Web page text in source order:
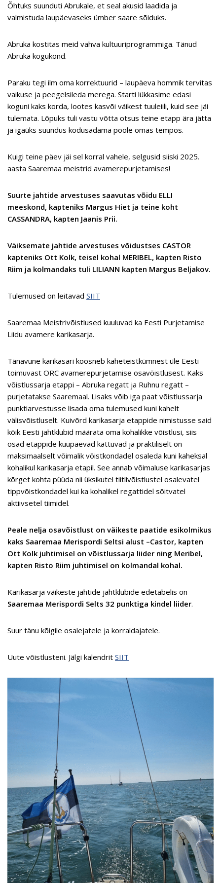
Õhtuks suunduti Abrukale, et seal akusid laadida ja
valmistuda laupäevaseks ümber saare sõiduks.
Abruka kostitas meid vahva kultuuriprogrammiga. Tänud
Abruka kogukond.
Paraku tegi ilm oma korrektuurid – laupäeva hommik tervitas
vaikuse ja peegelsileda merega. Starti lükkasime edasi
koguni kaks korda, lootes kasvõi väikest tuuleiili, kuid see jäi
tulemata. Lõpuks tuli vastu võtta otsus teine etapp ära jätta
ja igaüks suundus kodusadama poole omas tempos.
Kuigi teine päev jäi sel korral vahele, selgusid siiski 2025.
aasta Saaremaa meistrid avamerepurjetamises!
Suurte jahtide arvestuses saavutas võidu ELLI
meeskond, kapteniks Margus Hiet ja teine koht
CASSANDRA, kapten Jaanis Prii.
Väiksemate jahtide arvestuses võidustses CASTOR
kapteniks Ott Kolk, teisel kohal MERIBEL, kapten Risto
Riim ja kolmandaks tuli LILIANN kapten Margus Beljakov.
Tulemused on leitavad SIIT
Saaremaa Meistrivõistlused kuuluvad ka Eesti Purjetamise
Liidu avamere karikasarja.
Tänavune karikasari koosneb kaheteistkümnest üle Eesti
toimuvast ORC avamerepurjetamise osavõistlusest. Kaks
võistlussarja etappi – Abruka regatt ja Ruhnu regatt –
purjetatakse Saaremaal. Lisaks võib iga paat võistlussarja
punktiarvestusse lisada oma tulemused kuni kahelt
välisvõistluselt. Kuivõrd karikasarja etappide nimistusse said
kõik Eesti jahtklubid määrata oma kohalikke võistlusi, siis
osad etappide kuupäevad kattuvad ja praktiliselt on
maksimaalselt võimalik võistkondadel osaleda kuni kaheksal
kohalikul karikasarja etapil. See annab võimaluse karikasarjas
kõrget kohta püüda nii üksikutel tiitlivõistlustel osalevatel
tippvõistkondadel kui ka kohalikel regattidel sõitvatel
aktiivsetel tiimidel.
Peale nelja osavõistlust on väikeste paatide esikolmikus
kaks Saaremaa Merispordi Seltsi alust –Castor, kapten
Ott Kolk juhtimisel on võistlussarja liider ning Meribel,
kapten Risto Riim juhtimisel on kolmandal kohal.
Karikasarja väikeste jahtide jahtklubide edetabelis on
Saaremaa Merispordi Selts 32 punktiga kindel liider.
Suur tänu kõigile osalejatele ja korraldajatele.
Uute võistlusteni. Jälgi kalendrit SIIT